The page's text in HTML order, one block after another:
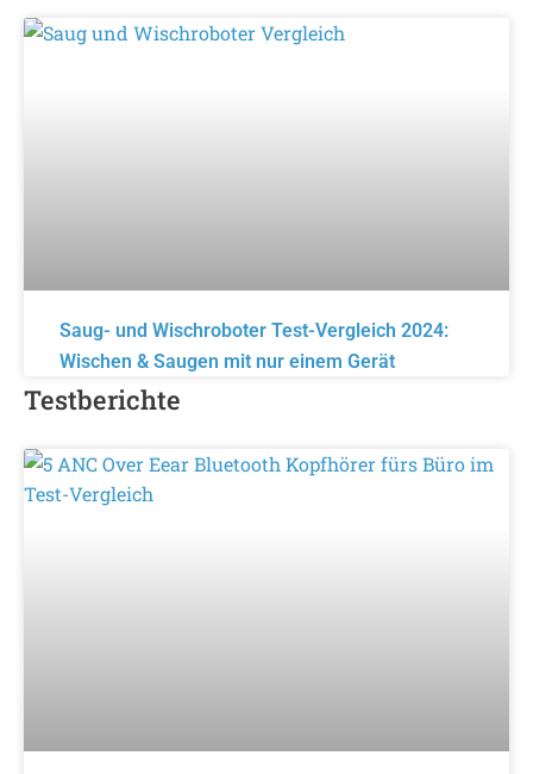
Saug- und Wischroboter Test-Vergleich 2024:
Wischen & Saugen mit nur einem Gerät
Testberichte